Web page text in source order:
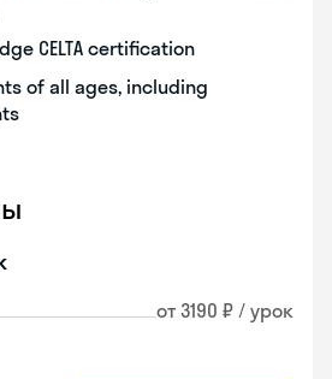
CELTA certification
of all ages, including
от 3190 ₽ / урок